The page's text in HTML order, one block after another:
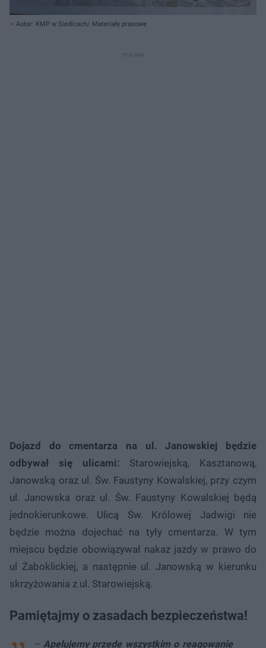
Autor: KMP w Siedlcach/ Materiały prasowe
Dojazd do cmentarza na ul. Janowskiej będzie
odbywał się ulicami: Starowiejską, Kasztanową,
Janowską oraz ul. Św. Faustyny Kowalskiej, przy czym
ul. Janowska oraz ul. Św. Faustyny Kowalskiej będą
jednokierunkowe. Ulicą Św. Królowej Jadwigi nie
będzie można dojechać na tyły cmentarza. W tym
miejscu będzie obowiązywał nakaz jazdy w prawo do
ul Żaboklickiej, a następnie ul. Janowską w kierunku
skrzyżowania z ul. Starowiejską.
Pamiętajmy o zasadach bezpieczeństwa!
– Apelujemy przede wszystkim o reagowanie